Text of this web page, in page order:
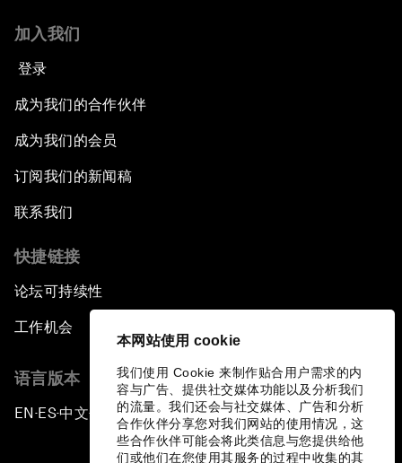
本网站使用 cookie
我们使用 Cookie 来制作贴合用户需求的内
容与广告、提供社交媒体功能以及分析我们
的流量。我们还会与社交媒体、广告和分析
合作伙伴分享您对我们网站的使用情况，这
些合作伙伴可能会将此类信息与您提供给他
们或他们在您使用其服务的过程中收集的其
加入我们
登录
成为我们的合作伙伴
成为我们的会员
订阅我们的新闻稿
联系我们
快捷链接
论坛可持续性
工作机会
语言版本
EN ▪ES▪中文▪ 日本語